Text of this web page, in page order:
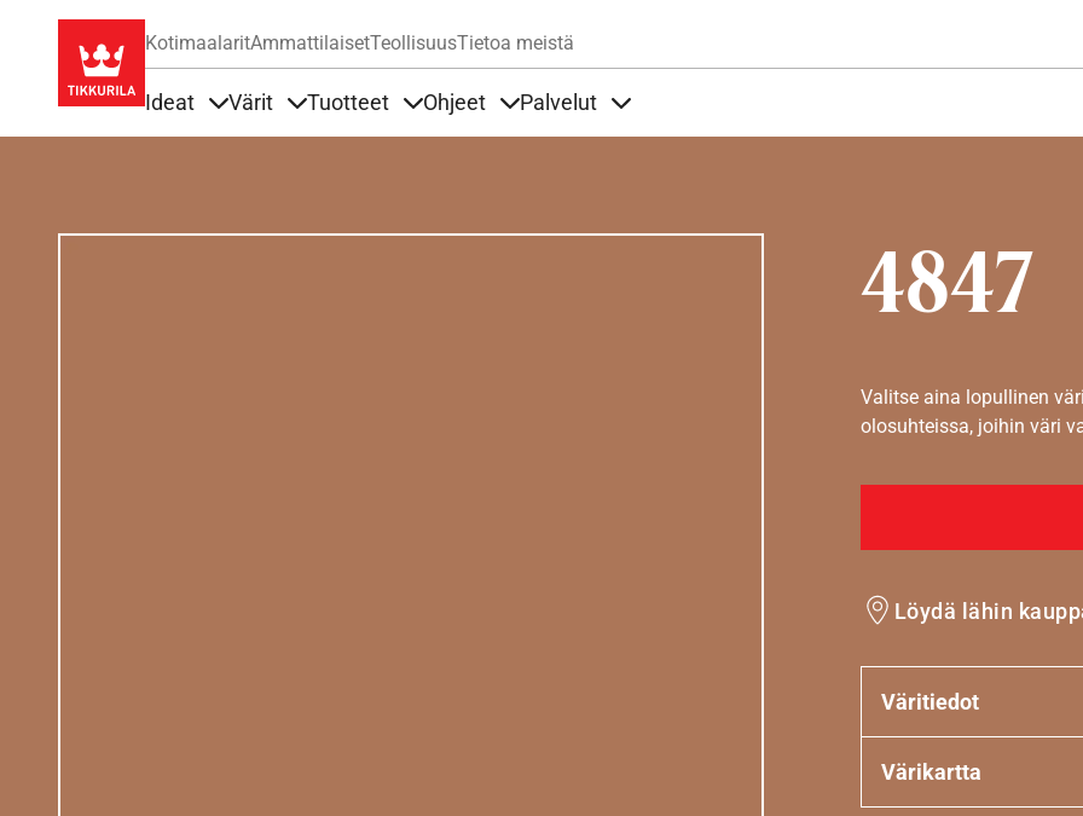
KotimaalaritAmmattilaisetTeollisuusTietoa meistä
Ideat Värit Tuotteet Ohjeet Palvelut
4847
Valitse aina lopullinen
olosuhteissa, joihin väri
Löydä lähin
Väritiedot
Värikartta